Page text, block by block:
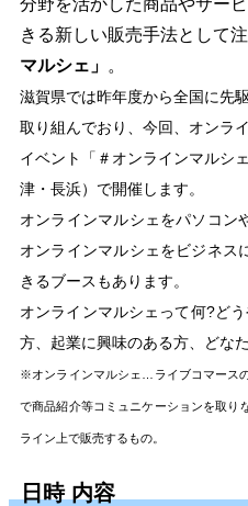
分野を活かした商品やサー
きる新しい販売手法として
マルシェ」 。
滋賀県では昨年度から全国に先
取り組んでおり、今回、オンラ
イベント「＃オンラインマルシ
津・長浜）で開催します。
オンラインマルシェをパソコン
オンラインマルシェをビジネス
きるブースもあります。
オンラインマルシェって何?ど
方、起業に興味のある方、どな
※オンラインマルシェ…ライブコマース
で商品紹介等コミュニケーションを取り
ラ イン上で販売するもの。
日時 内容